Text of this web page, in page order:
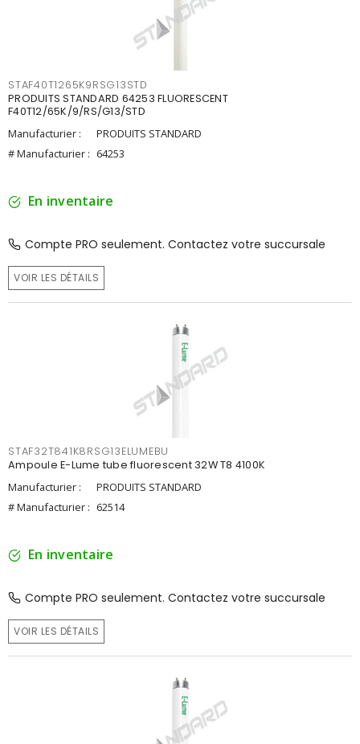
STAF40T1265K9RSG13STD
PRODUITS STANDARD 64253 FLUORESCENT
F40T12/65K/9/RS/G13/STD
Manufacturier :
PRODUITS STANDARD
# Manufacturier : 64253
En inventaire
Compte PRO seulement. Contactez votre succursale
VOIR LES DÉTAILS
STAF32T841K8RSG13ELUMEBU
Ampoule E-Lume tube fluorescent 32W T8 4100K
Manufacturier :
PRODUITS STANDARD
# Manufacturier : 62514
En inventaire
Compte PRO seulement. Contactez votre succursale
VOIR LES DÉTAILS